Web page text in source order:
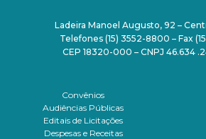
Ladeira Manoel Augusto, 92 –
Telefones (15) 3552-8800 – Fax
CEP 18320-000 – CNPJ 46.634
Convênios
Audiências Públicas
Editais de Licitações
Despesas e Receitas